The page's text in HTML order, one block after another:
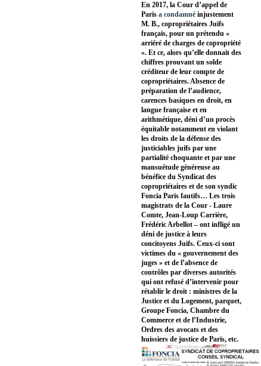
En 2017, la Cour d’appel de
Paris a condamné injustement
M. B., copropriétaires Juifs
français, pour un prétendu «
arriéré de charges de copropriété
». Et ce, alors qu’elle donnait des
chiffres prouvant un solde
créditeur de leur compte de
copropriétaires. Absence de
préparation de l’audience,
carences basiques en droit, en
langue française et en
arithmétique, déni d’un procès
équitable notamment en violant
les droits de la défense des
justiciables juifs par une
partialité choquante et par une
mansuétude généreuse au
bénéfice du Syndicat des
copropriétaires et de son syndic
Foncia Paris fautifs… Les trois
magistrats de la Cour - Laure
Comte, Jean-Loup Carrière,
Frédéric Arbellot – ont infligé un
déni de justice à leurs
concitoyens Juifs. Ceux-ci sont
victimes du « gouvernement des
juges » et de l’absence de
contrôles par diverses autorités
qui ont refusé d’intervenir pour
rétablir le droit : ministres de la
Justice et du Logement, parquet,
Groupe Foncia, Chambre du
Commerce et de l’Industrie,
Ordres des avocats et des
huissiers de justice de Paris, etc.